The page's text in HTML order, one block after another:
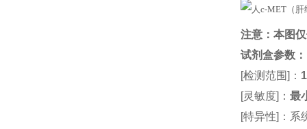
注意：本图
试剂盒参数 ：
[检测范围]：
[灵敏度]：最
[特异性]：系